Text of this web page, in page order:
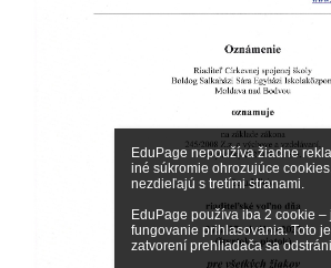
EduPage nepoužíva žiadne
iné súkromie ohrozujúce
nezdieľajú s tretími stranami.
EduPage používa iba 2 cookie
fungovanie prihlasovania. Toto
zatvorení prehliadača sa